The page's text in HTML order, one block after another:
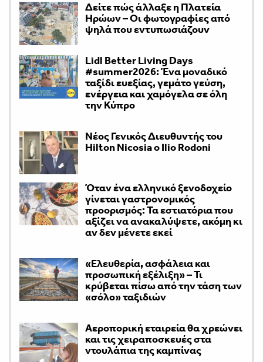
Δείτε πώς άλλαξε η Πλατεία
Ηρώων – Οι φωτογραφίες από
ψηλά που εντυπωσιάζουν
Lidl Better Living Days
#summer2026: Ένα μοναδικό
ταξίδι ευεξίας, γεμάτο γεύση,
ενέργεια και χαμόγελα σε όλη
την Κύπρο
Νέος Γενικός Διευθυντής του
Hilton Nicosia ο Ilio Rodoni
Όταν ένα ελληνικό ξενοδοχείο
γίνεται γαστρονομικός
προορισμός: Τα εστιατόρια που
αξίζει να ανακαλύψετε, ακόμη κι
αν δεν μένετε εκεί
«Ελευθερία, ασφάλεια και
προσωπική εξέλιξη» – Τι
κρύβεται πίσω από την τάση των
«σόλο» ταξιδιών
Αεροπορική εταιρεία θα χρεώνει
και τις χειραποσκευές στα
ντουλάπια της καμπίνας